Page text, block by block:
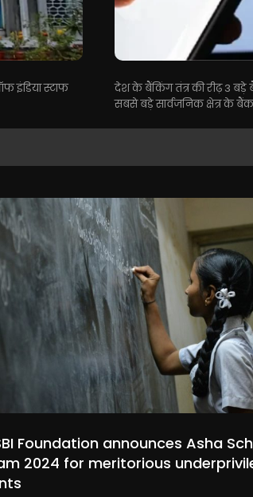
इंडिया स्टाफ
देश के बैंकिंग तंत्र की रीढ़ 3 बड़े
सबसे बड़े सार्वजनिक क्षेत्र के बैंक
Foundation announces Asha
2024 for meritorious